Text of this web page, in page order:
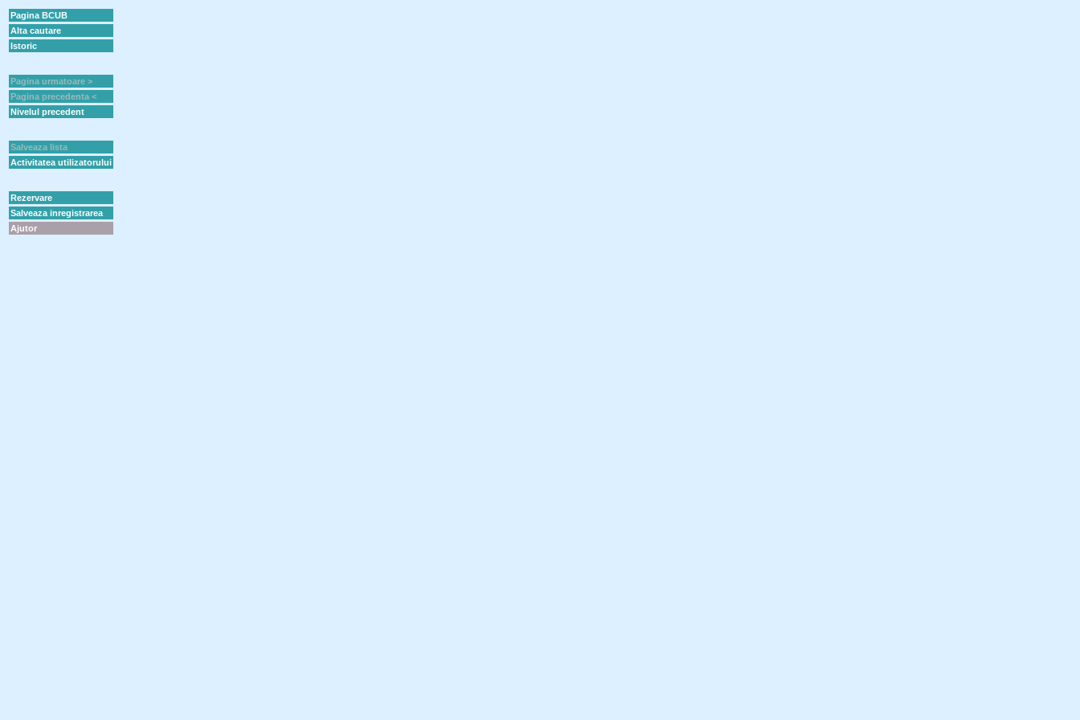
Pagina BCUB
Alta cautare
Istoric
Pagina urmatoare >
Pagina precedenta <
Nivelul precedent
Salveaza lista
Activitatea utilizatorului
Rezervare
Salveaza inregistrarea
Ajutor